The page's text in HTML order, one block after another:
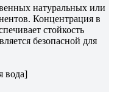
натуральных или
Концентрация в
стойкость
безопасной для
вода]